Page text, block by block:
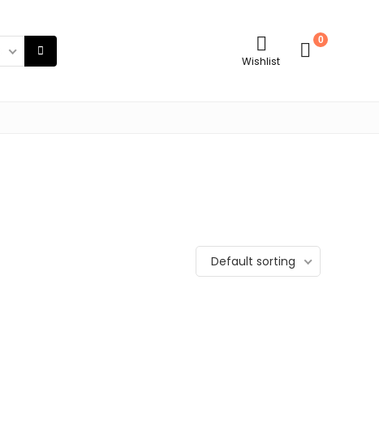
Wishlist
0
Default sorting